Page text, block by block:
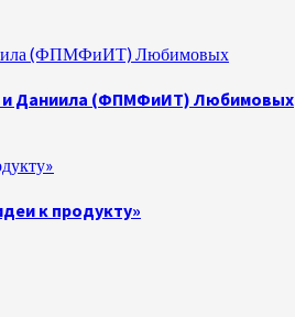
(ФПМФиИТ) Любимовых
и Даниила (ФПМФиИТ) Любимовых
к продукту»